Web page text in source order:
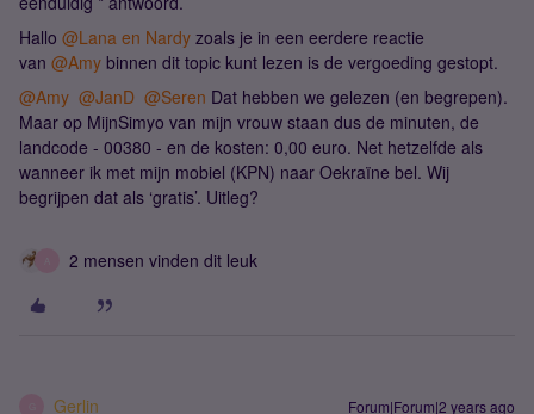
Hallo @Lana en Nardy zoals je in een eerdere reactie
van @Amy binnen dit topic kunt lezen is de vergoeding gestopt.
@Amy @JanD @Seren Dat hebben we gelezen (en begrepen).
Maar op MijnSimyo van mijn vrouw staan dus de minuten, de
landcode - 00380 - en de kosten: 0,00 euro. Net hetzelfde als
wanneer ik met mijn mobiel (KPN) naar Oekraïne bel. Wij
begrijpen dat als ‘gratis’. Uitleg?
2 mensen vinden dit leuk
Gerlin Forum|Forum|2 years ago